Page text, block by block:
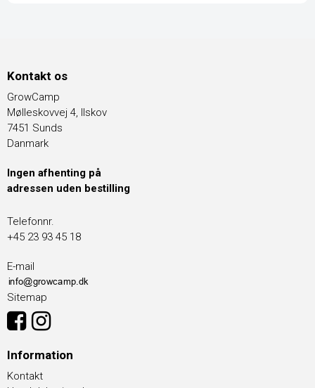
Kontakt os
GrowCamp
Mølleskovvej 4, Ilskov
7451 Sunds
Danmark
Ingen afhenting på
adressen uden bestilling
Telefonnr.
+45 23 93 45 18
E-mail
Sitemap
Information
Kontakt